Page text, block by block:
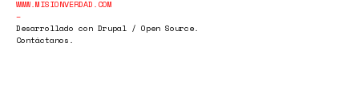
WWW.MISIONVERDAD.COM
Desarrollado con Drupal / Open Source.
Contáctanos.